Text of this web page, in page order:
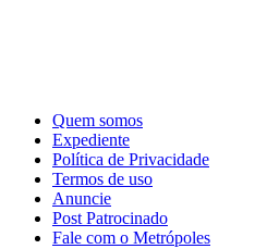
Quem somos
Expediente
Política de Privacidade
Termos de uso
Anuncie
Post Patrocinado
Fale com o Metrópoles